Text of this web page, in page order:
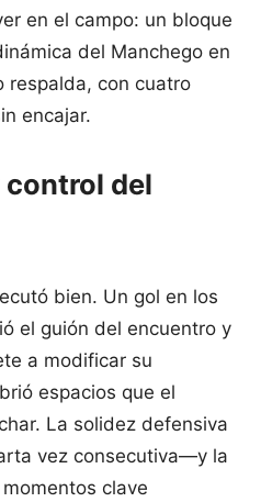
en el campo: un bloque
del Manchego en
respalda, con cuatro
encajar.
control del
bien. Un gol en los
el guión del encuentro y
a modificar su
espacios que el
La solidez defensiva
vez consecutiva—y la
clave